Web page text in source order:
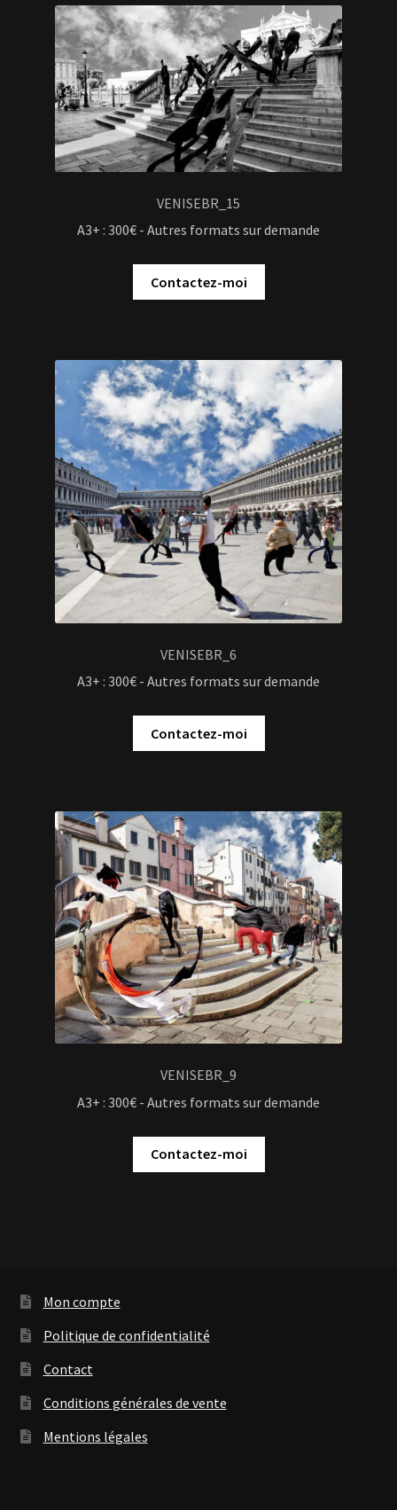
VENISEBR_15
A3+ : 300€ - Autres formats sur demande
Contactez-moi
VENISEBR_6
A3+ : 300€ - Autres formats sur demande
Contactez-moi
VENISEBR_9
A3+ : 300€ - Autres formats sur demande
Contactez-moi
Mon compte
Politique de confidentialité
Contact
Conditions générales de vente
Mentions légales